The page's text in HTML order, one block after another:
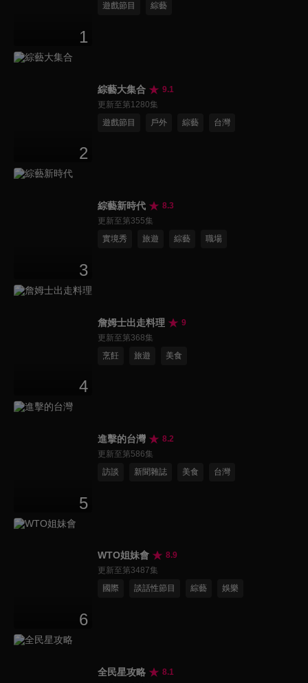
1
遊戲節目
綜藝
2
綜藝大集合
9.1
更新至第1280集
遊戲節目
戶外 綜藝 台灣
3
綜藝新時代
8.3
更新至第355集
實境秀
旅遊 綜藝 職場
4
詹姆士出走料理
9
更新至第368集
烹飪
旅遊 美食
5
進擊的台灣
8.2
更新至第586集
訪談
新聞雜誌 美食 台灣
6
WTO姐妹會
8.9
更新至第3487集
國際
談話性節目 綜藝 娛樂
全民星攻略
8.1